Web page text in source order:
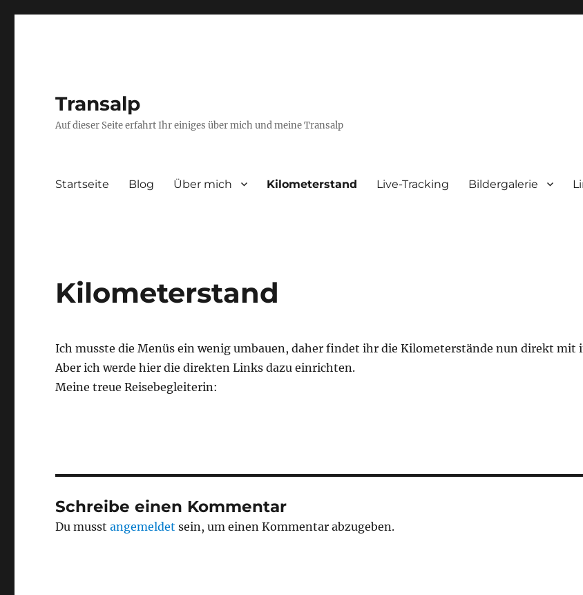
Transalp
Auf dieser Seite erfahrt Ihr einiges über mich und meine Transalp
Startseite Blog Über mich Kilometerstand Live-Tracking Bildergalerie
Kilometerstand
Ich musste die Menüs ein wenig umbauen, daher findet ihr die Kilometerstände nun direkt mit
Aber ich werde hier die direkten Links dazu einrichten.
Meine treue Reisebegleiterin:
Schreibe einen Kommentar
Du musstangemeldet sein, um einen Kommentar abzugeben.